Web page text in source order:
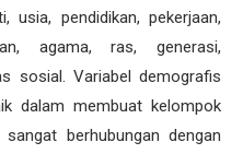
usia, pendidikan, pekerjaan,
agama, ras, generasi,
sosial. Variabel demografis
dalam membuat kelompok
berhubungan dengan